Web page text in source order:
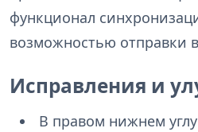
функционал
возможностью отправки
Исправления и
В правом нижнем